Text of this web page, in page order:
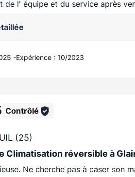
de l' équipe et du service après
-Expérience :10/2023
Contrôlé
(25)
Climatisation réversible à
Ne cherche pas à caser son